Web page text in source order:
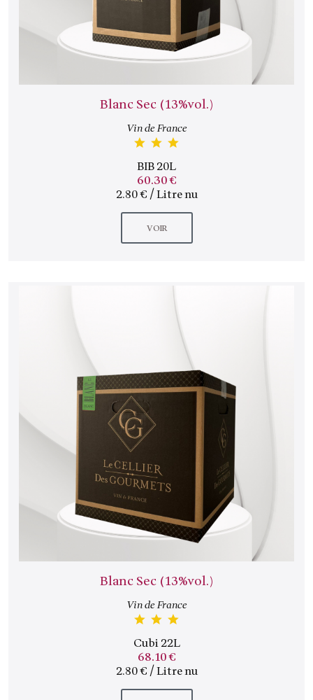
Blanc Sec (13%vol.)
Vin de France
BIB 20L
60.30 €
2.80 € / Litre nu
VOIR
Blanc Sec (13%vol.)
Vin de France
Cubi 22L
68.10 €
2.80 € / Litre nu